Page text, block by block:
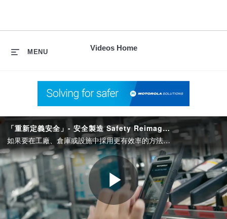
Videos Home
MENU
「重新定義安全」- 安全製造 Safety Reimagined: Safe Manufacturing
如果要在工廠、倉庫或設施中採用更有效率的方法，維護工作場所的安全勢必是日常營運的重點。為此，我們推出了「安全製造生態系統」，整合了語音、軟體、影像與服務，協助製造團隊維護設施及工作場所的安全。
Play